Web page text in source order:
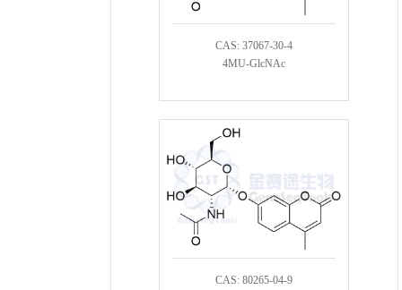
CAS: 37067-30-4
4MU-GlcNAc
CAS: 80265-04-9